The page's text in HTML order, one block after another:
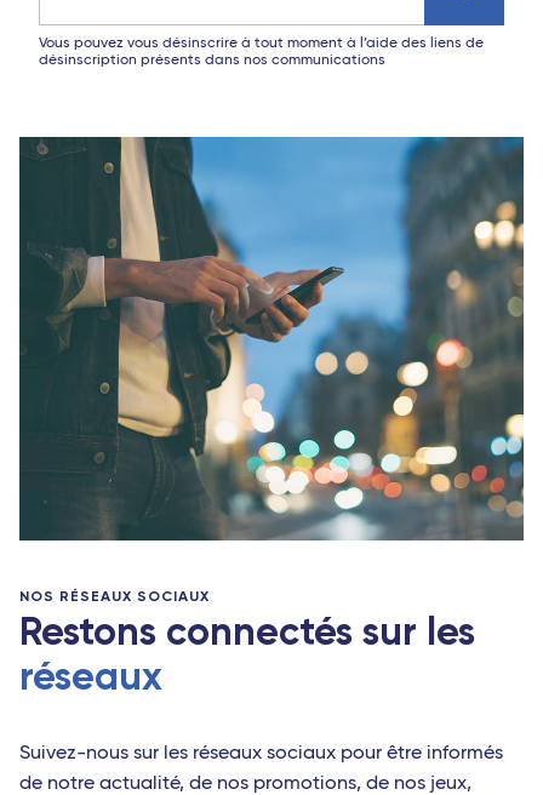
Vous pouvez vous désinscrire à tout moment à l’aide des liens de
désinscription présents dans nos communications
NOS RÉSEAUX SOCIAUX
Restons connectés sur les
réseaux
Suivez-nous sur les réseaux sociaux pour être informés
de notre actualité, de nos promotions, de nos jeux,